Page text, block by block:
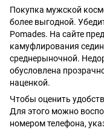
Покупка мужской
более выгодной.
Pomades. На сайте
камуфлирования
среднерыночной.
обусловлена
наценкой.
Чтобы оценить
Для этого можно
номером телефона,